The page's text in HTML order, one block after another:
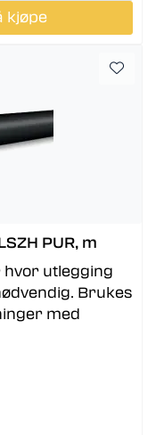
kjøpe
PUR, m
hvor utlegging
Brukes
med